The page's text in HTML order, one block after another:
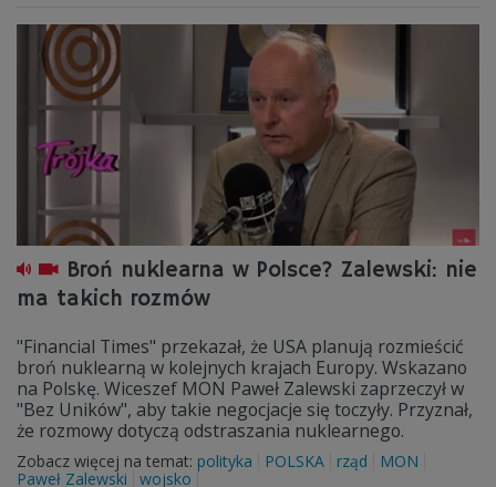
Broń nuklearna w Polsce? Zalewski: nie
ma takich rozmów
"Financial Times" przekazał, że USA planują rozmieścić
broń nuklearną w kolejnych krajach Europy. Wskazano
na Polskę. Wiceszef MON Paweł Zalewski zaprzeczył w
"Bez Uników", aby takie negocjacje się toczyły. Przyznał,
że rozmowy dotyczą odstraszania nuklearnego.
Zobacz więcej na temat: polityka POLSKA rząd
MON
Paweł Zalewski
wojsko